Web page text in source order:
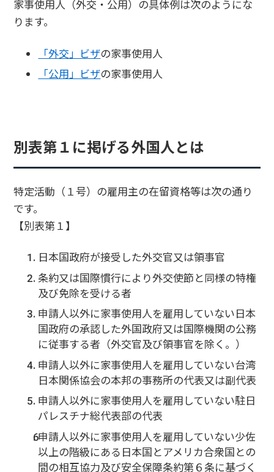
家事使用人（外交・公用）の具体例は次のようにな
ります。
「外交」ビザの家事使用人
「公用」ビザの家事使用人
別表第１に掲げる外国人とは
特定活動（１号）の雇用主の在留資格等は次の通り
です。
【別表第１】
日本国政府が接受した外交官又は領事官
条約又は国際慣行により外交使節と同様の特権
及び免除を受ける者
申請人以外に家事使用人を雇用していない日本
国政府の承認した外国政府又は国際機関の公務
に従事する者（外交官及び領事官を除く。）
申請人以外に家事使用人を雇用していない台湾
日本関係協会の本邦の事務所の代表又は副代表
申請人以外に家事使用人を雇用していない駐日
パレスチナ総代表部の代表
申請人以外に家事使用人を雇用していない少佐
以上の階級にある日本国とアメリカ合衆国との
間の相互協力及び安全保障条約第６条に基づく